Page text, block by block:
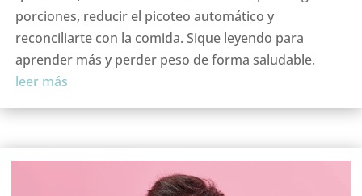
porciones, reducir el picoteo automático y
reconciliarte con la comida. Sique leyendo para
aprender más y perder peso de forma saludable.
leer más